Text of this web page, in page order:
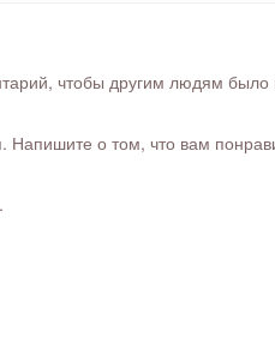
чтобы другим людям
о том, что вам